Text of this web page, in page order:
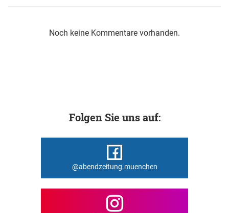
Noch keine Kommentare vorhanden.
Folgen Sie uns auf:
@abendzeitung.muenchen